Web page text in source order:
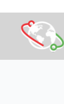
para
conteúdo